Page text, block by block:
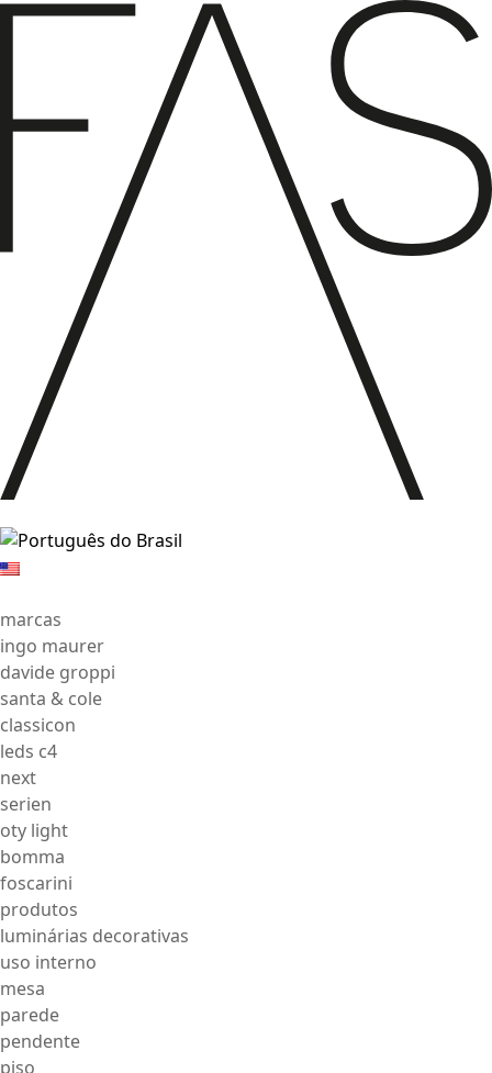
marcas
ingo maurer
davide groppi
santa & cole
classicon
leds c4
next
serien
oty light
bomma
foscarini
produtos
luminárias decorativas
uso interno
mesa
parede
pendente
piso